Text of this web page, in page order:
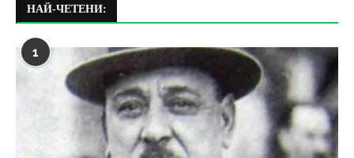
НАЙ-ЧЕТЕНИ:
1